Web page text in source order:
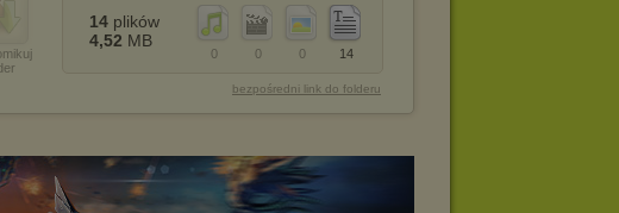
14
0
0
0
14 plików
4,52 MB
bezpośredni link do folderu